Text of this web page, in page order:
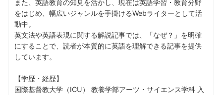
また、英語教育の知見を活かし、現在は英語学習・教育分野
をはじめ、幅広いジャンルを手掛けるWebライターとして活
動中。
英文法や英語表現に関する解説記事では、「なぜ？」を明確
にすることで、読者が本質的に英語を理解できる記事を提供
しています。
【学歴・経歴】
国際基督教大学（ICU） 教養学部アーツ・サイエンス学科 入